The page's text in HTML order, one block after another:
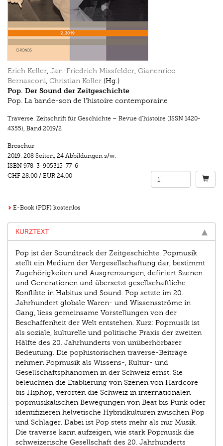
Erich Keller, Jan-Friedrich Missfelder, Gianenrico
Bernasconi, Christian Koller (Hg.)
Pop. Der Sound der Zeitgeschichte
Pop. La bande-son de l’histoire contemporaine
Traverse. Zeitschrift für Geschichte – Revue d’histoire (ISSN 1420-
4355), Band 2019/2
Broschur
2019. 208 Seiten, 24 Abbildungen s/w.
ISBN 978-3-905315-77-6
CHF 28.00 / EUR 24.00
E-Book (PDF) kostenlos
KURZTEXT
Pop ist der Soundtrack der Zeitgeschichte. Popmusik
stellt ein Medium der Vergesellschaftung dar, bestimmt
Zugehörigkeiten und Ausgrenzungen, definiert Szenen
und Generatio­nen und übersetzt gesellschaftliche
Konflikte in Habitus und Sound. Pop setzte im 20.
Jahrhundert globale Waren- und Wissensströme in
Gang, liess gemeinsame Vorstellungen von der
Beschaffenheit der Welt entstehen. Kurz: Popmusik ist
als soziale, kulturelle und politische Praxis der zweiten
Hälfte des 20. Jahrhunderts von unüberhörbarer
Bedeutung. Die pophistorischen traverse-Beiträge
nehmen Popmusik als Wissens-, ­Kultur- und
Gesellschaftsphänomen in der Schweiz ernst. Sie
beleuchten die Etablierung von Szenen von Hardcore
bis Hiphop, verorten die Schweiz in internationalen
pop­musikalischen Bewegungen von Beat bis Punk oder
identifizieren helvetische Hybridkulturen zwischen Pop
und Schlager. Dabei ist Pop stets mehr als nur Musik.
Die traverse kann aufzeigen, wie stark Popmusik die
schweizerische Gesellschaft des 20. Jahrhunderts